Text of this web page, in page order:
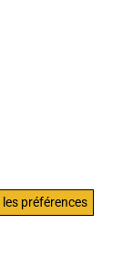
préférences